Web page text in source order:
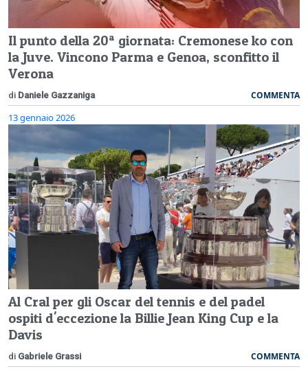
Il punto della 20ª giornata: Cremonese ko con
la Juve. Vincono Parma e Genoa, sconfitto il
Verona
di Daniele Gazzaniga COMMENTA
13 gennaio 2026
Al Cral per gli Oscar del tennis e del padel
ospiti d'eccezione la Billie Jean King Cup e la
Davis
di Gabriele Grassi COMMENTA